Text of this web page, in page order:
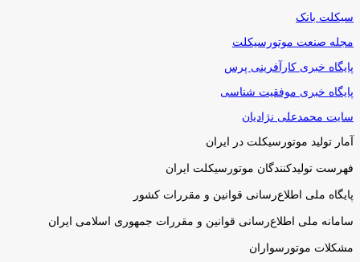
سیکلت بانک
مجله صنعت موتورسیکلت
پایگاه خبری کارآفرینی پرس
پایگاه خبری موفقیت شناسی
سایت محمدعلی نژادیان
آمار تولید موتورسیکلت در ایران
فهرست تولیدکنندگان موتورسیکلت ایران
پایگاه ملی اطلاع‌رسانی قوانین و مقررات کشور
سامانه ملی اطلاع‌رسانی قوانین و مقررات جمهوری اسلامی ایران
مشکلات موتورسواران